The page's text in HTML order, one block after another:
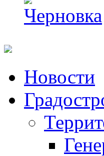
Перейти
содержимому
Новости